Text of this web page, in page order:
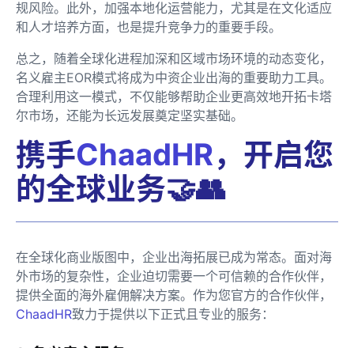
规风险。此外，加强本地化运营能力，尤其是在文化适应
和人才培养方面，也是提升竞争力的重要手段。
总之，随着全球化进程加深和区域市场环境的动态变化，
名义雇主EOR模式将成为中资企业出海的重要助力工具。
合理利用这一模式，不仅能够帮助企业更高效地开拓卡塔
尔市场，还能为长远发展奠定坚实基础。
携手ChaadHR，开启您
的全球业务🤝👥
在全球化商业版图中，企业出海拓展已成为常态。面对海
外市场的复杂性，企业迫切需要一个可信赖的合作伙伴，
提供全面的海外雇佣解决方案。作为您官方的合作伙伴，
ChaadHR致力于提供以下正式且专业的服务：